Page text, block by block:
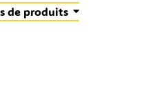
de produits